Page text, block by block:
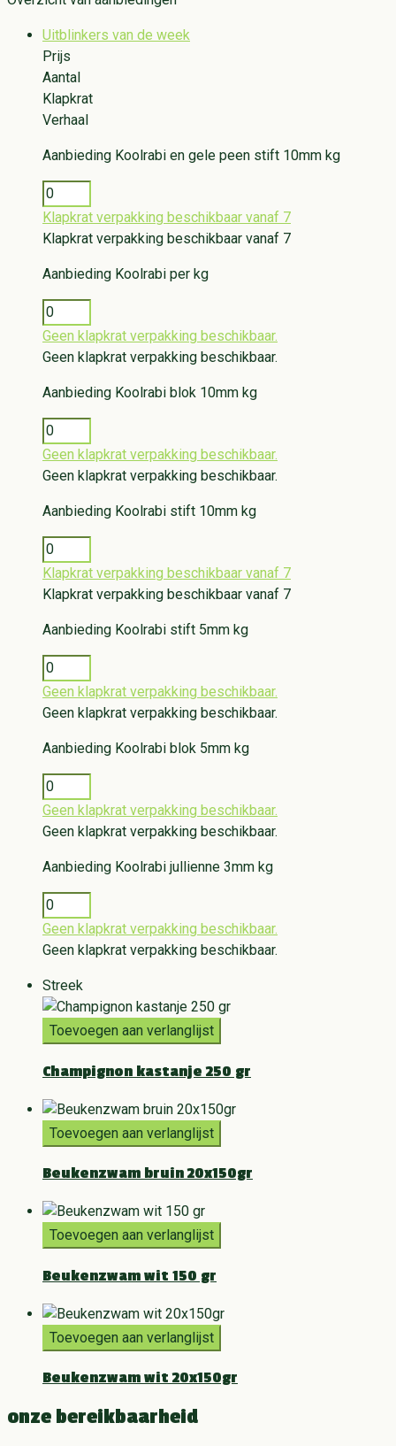
Uitblinkers van de week
Prijs
Aantal
Klapkrat
Verhaal
Aanbieding Koolrabi en gele peen stift 10mm kg
Klapkrat verpakking beschikbaar vanaf 7
Klapkrat verpakking beschikbaar vanaf 7
Aanbieding Koolrabi per kg
Geen klapkrat verpakking beschikbaar.
Geen klapkrat verpakking beschikbaar.
Aanbieding Koolrabi blok 10mm kg
Geen klapkrat verpakking beschikbaar.
Geen klapkrat verpakking beschikbaar.
Aanbieding Koolrabi stift 10mm kg
Klapkrat verpakking beschikbaar vanaf 7
Klapkrat verpakking beschikbaar vanaf 7
Aanbieding Koolrabi stift 5mm kg
Geen klapkrat verpakking beschikbaar.
Geen klapkrat verpakking beschikbaar.
Aanbieding Koolrabi blok 5mm kg
Geen klapkrat verpakking beschikbaar.
Geen klapkrat verpakking beschikbaar.
Aanbieding Koolrabi jullienne 3mm kg
Geen klapkrat verpakking beschikbaar.
Geen klapkrat verpakking beschikbaar.
Streek
Toevoegen aan verlanglijst
Champignon kastanje 250 gr
Toevoegen aan verlanglijst
Beukenzwam bruin 20x150gr
Toevoegen aan verlanglijst
Beukenzwam wit 150 gr
Toevoegen aan verlanglijst
Beukenzwam wit 20x150gr
onze bereikbaarheid